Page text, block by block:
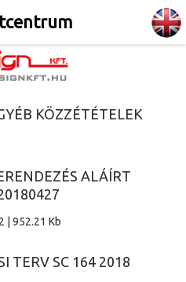
KÖZZÉTÉTELEK
ALÁÍRT
| 952.21 Kb
TERV SC 164 2018